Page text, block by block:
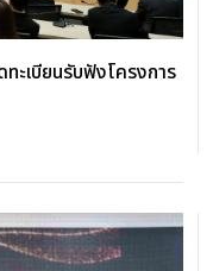
ะเบียนรับฟังโครงการ